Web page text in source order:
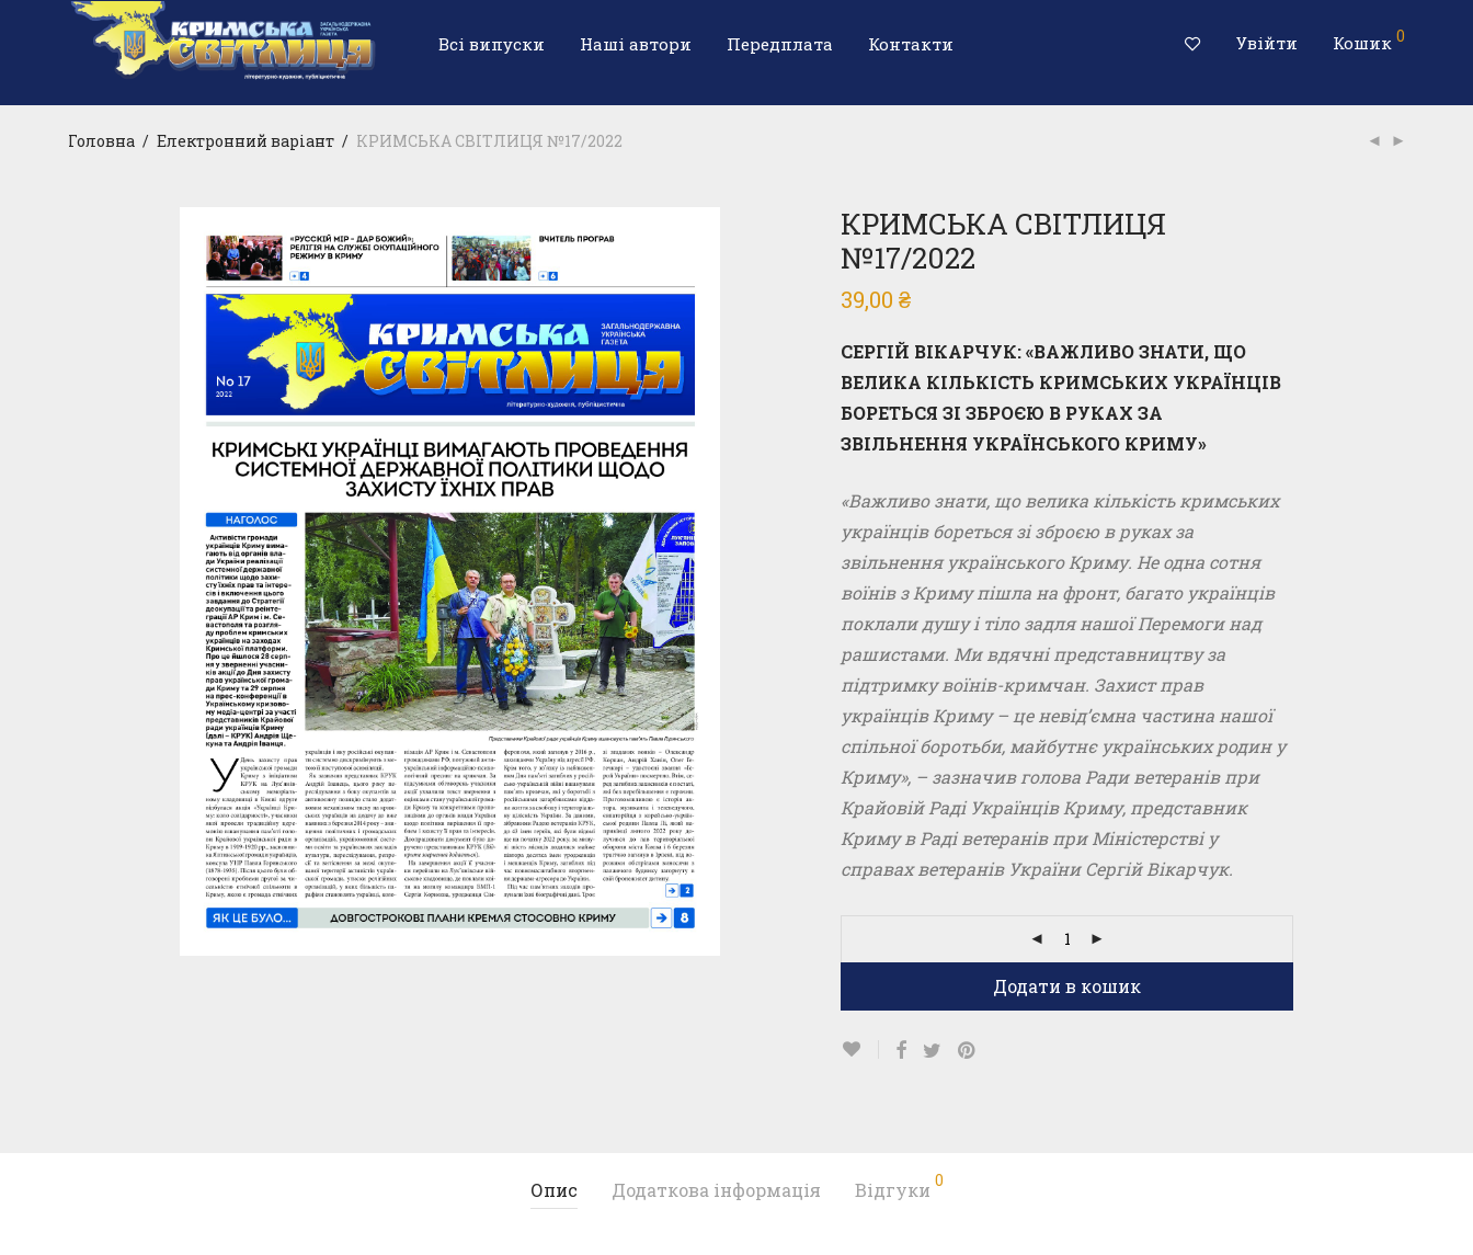
Всі випуски Наші автори Передплата Контакти Увійти Кошик 0
Головна / Електронний варіант / КРИМСЬКА СВІТЛИЦЯ №17/2022
КРИМСЬКА СВІТЛИЦЯ
№17/2022
39,00 ₴
СЕРГІЙ ВІКАРЧУК: «ВАЖЛИВО ЗНАТИ, ЩО
ВЕЛИКА КІЛЬКІСТЬ КРИМСЬКИХ УКРАЇНЦІВ
БОРЕТЬСЯ ЗІ ЗБРОЄЮ В РУКАХ ЗА
ЗВІЛЬНЕННЯ УКРАЇНСЬКОГО КРИМУ»
«Важливо знати, що велика кількість кримських
українців бореться зі зброєю в руках за
звільнення українського Криму. Не одна сотня
воїнів з Криму пішла на фронт, багато українців
поклали душу і тіло задля нашої Перемоги над
рашистами. Ми вдячні представництву за
підтримку воїнів-кримчан. Захист прав
українців Криму – це невід’ємна частина нашої
спільної боротьби, майбутнє українських родин у
Криму», – зазначив голова Ради ветеранів при
Крайовій Раді Українців Криму, представник
Криму в Раді ветеранів при Міністерстві у
справах ветеранів України Сергій Вікарчук.
Додати в кошик
Опис Додаткова інформація Відгуки 0